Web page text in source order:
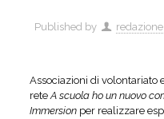
Published by redazione
Associazioni di volontariato
reteA scuola ho un nuovo
Immersionper realizzare